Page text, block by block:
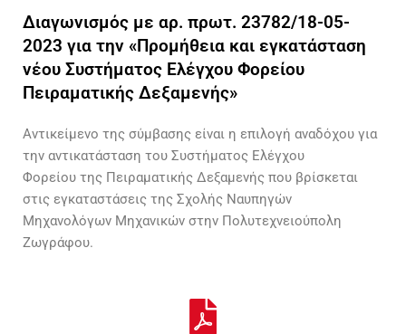
Διαγωνισμός με αρ. πρωτ. 23782/18-05-
2023 για την «Προμήθεια και εγκατάσταση
νέου Συστήματος Ελέγχου Φορείου
Πειραματικής Δεξαμενής»
Αντικείμενο της σύμβασης είναι η επιλογή αναδόχου για
την αντικατάσταση του Συστήματος Ελέγχου
Φορείου της Πειραματικής Δεξαμενής που βρίσκεται
στις εγκαταστάσεις της Σχολής Ναυπηγών
Μηχανολόγων Μηχανικών στην Πολυτεχνειούπολη
Ζωγράφου.